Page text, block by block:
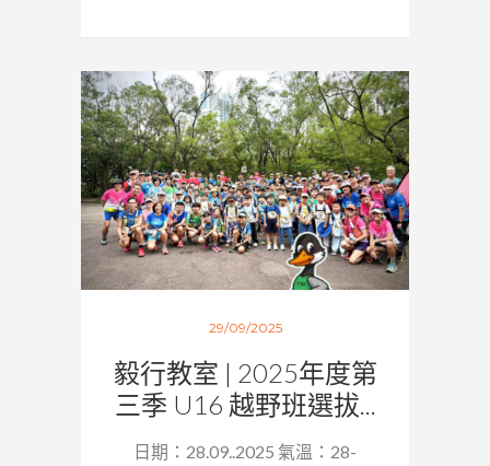
29/09/2025
毅行教室 | 2025年度第
三季 U16 越野班選拔...
日期：28.09..2025 氣溫：28-